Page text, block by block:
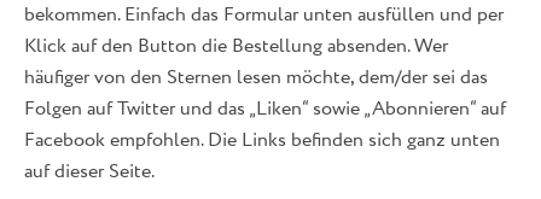
bekommen. Einfach das Formular unten ausfüllen und per
Klick auf den Button die Bestellung absenden. Wer
häufiger von den Sternen lesen möchte, dem/der sei das
Folgen auf Twitter und das „Liken“ sowie „Abonnieren“ auf
Facebook empfohlen. Die Links befinden sich ganz unten
auf dieser Seite.